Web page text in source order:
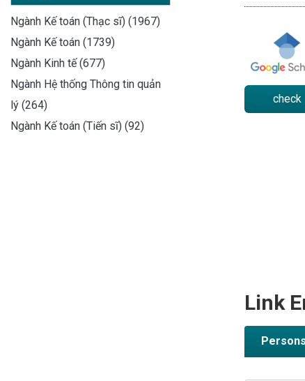
Ngành Kế toán (Thạc sĩ) (1967)
Ngành Kế toán (1739)
Ngành Kinh tế (677)
Ngành Hệ thống Thông tin quản
lý (264)
Ngành Kế toán (Tiến sĩ) (92)
check
Link
Persons